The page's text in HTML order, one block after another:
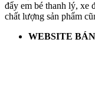
đẩy em bé thanh lý, xe
chất lượng sản phẩm
WEBSITE